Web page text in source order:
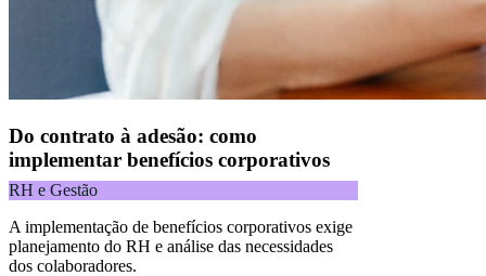
Do contrato à adesão: como
implementar benefícios corporativos
RH e Gestão
A implementação de benefícios corporativos exige
planejamento do RH e análise das necessidades
dos colaboradores.